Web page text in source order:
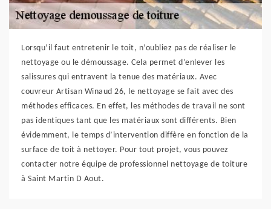
Lorsqu’il faut entretenir le toit, n’oubliez pas de réaliser le
nettoyage ou le démoussage. Cela permet d’enlever les
salissures qui entravent la tenue des matériaux. Avec
couvreur Artisan Winaud 26, le nettoyage se fait avec des
méthodes efficaces. En effet, les méthodes de travail ne sont
pas identiques tant que les matériaux sont différents. Bien
évidemment, le temps d’intervention diffère en fonction de la
surface de toit à nettoyer. Pour tout projet, vous pouvez
contacter notre équipe de professionnel nettoyage de toiture
à Saint Martin D Aout.